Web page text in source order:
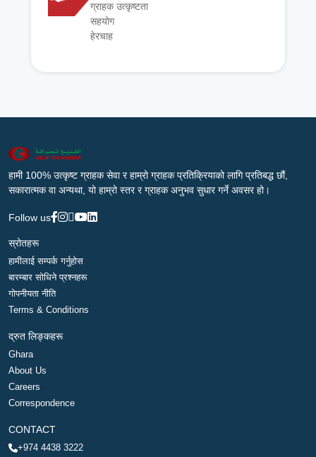
ग्राहक उत्कृष्टता
सहयोग
हेरचाह
हामी 100% उत्कृष्ट ग्राहक सेवा र हाम्रो ग्राहक प्रतिक्रियाको लागि प्रतिबद्ध छौं,
सकारात्मक वा अन्यथा, यो हाम्रो स्तर र ग्राहक अनुभव सुधार गर्ने अवसर हो।
Follow us
स्रोतहरू
हामीलाई सम्पर्क गर्नुहोस
बारम्बार सोधिने प्रश्नहरू
गोपनीयता नीति
Terms & Conditions
द्रुत लिङ्कहरू
Ghara
About Us
Careers
Correspondence
CONTACT
+974 4438 3222